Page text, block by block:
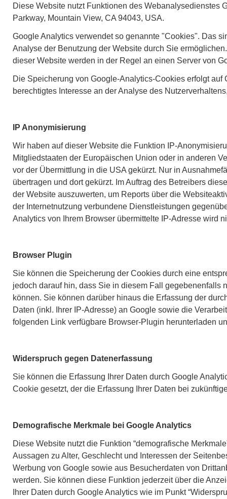
Diese Website nutzt Funktionen des Webanalysedienstes
Parkway, Mountain View, CA 94043, USA.
Google Analytics verwendet so genannte "Cookies". Das
Analyse der Benutzung der Website durch Sie
dieser Website werden in der Regel an einen Server von
Die Speicherung von Google-Analytics-Cookies erfolgt
berechtigtes Interesse an der Analyse des
IP Anonymisierung
Wir haben auf dieser Website die Funktion IP-
Mitgliedstaaten der Europäischen Union oder in anderen
vor der Übermittlung in die USA gekürzt. Nur in
übertragen und dort gekürzt. Im Auftrag des Betreibers
der Website auszuwerten, um Reports über die
der Internetnutzung verbundene Dienstleistungen
Analytics von Ihrem Browser übermittelte IP-Adresse wird
Browser Plugin
Sie können die Speicherung der Cookies durch eine
jedoch darauf hin, dass Sie in diesem Fall
können. Sie können darüber hinaus die Erfassung der
Daten (inkl. Ihrer IP-Adresse) an Google sowie die
folgenden Link verfügbare Browser-Plugin herunterladen
Widerspruch gegen Datenerfassung
Sie können die Erfassung Ihrer Daten durch Google
Cookie gesetzt, der die Erfassung Ihrer Daten bei
Demografische Merkmale bei Google Analytics
Diese Website nutzt die Funktion “demografische
Aussagen zu Alter, Geschlecht und Interessen der
Werbung von Google sowie aus Besucherdaten von
werden. Sie können diese Funktion jederzeit über die
Ihrer Daten durch Google Analytics wie im Punkt